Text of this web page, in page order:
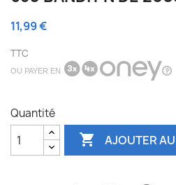
11,99 €
TTC
OU PAYER EN
Quantité
 AJOUTER